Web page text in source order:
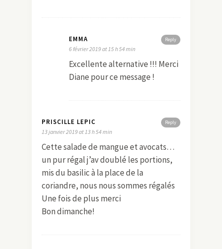
Reply
EMMA
6 février 2019 at 15 h 54 min
Excellente alternative !!! Merci
Diane pour ce message !
Reply
PRISCILLE LEPIC
13 janvier 2019 at 13 h 54 min
Cette salade de mangue et avocats…
un pur régal j’av doublé les portions,
mis du basilic à la place de la
coriandre, nous nous sommes régalés
Une fois de plus merci
Bon dimanche!